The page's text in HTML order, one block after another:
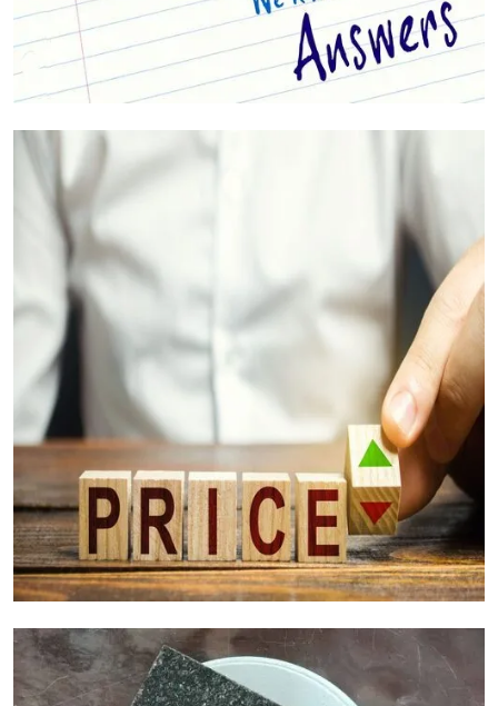
Vos Questions Répondues (FAQs)
Facteurs de Coût du Granit